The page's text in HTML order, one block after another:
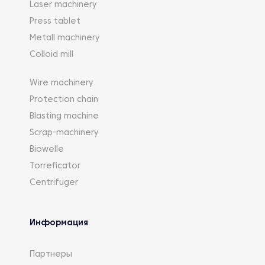
Laser machinery
Press tablet
Metall machinery
Colloid mill
Wire machinery
Protection chain
Blasting machine
Scrap-machinery
Biowelle
Torreficator
Centrifuger
Информация
Партнеры